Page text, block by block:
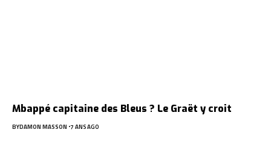
Mbappé capitaine des Bleus ? Le Graët y croit
BYDAMON MASSON 7 ANS AGO